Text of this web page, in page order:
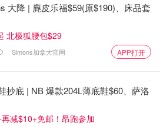
是国家财政的巨大负担！他拼命游
”它，但这是川普大部分政策的“命
克的版图远不止特斯拉。
大降 | 麂皮乐福$59(原$190)、床品套
北极狐腰包$29
Simons加拿大官网 APP打开
抄底 | NB 爆款204L薄底鞋$60、萨洛
减$10+免邮！昂跑参加